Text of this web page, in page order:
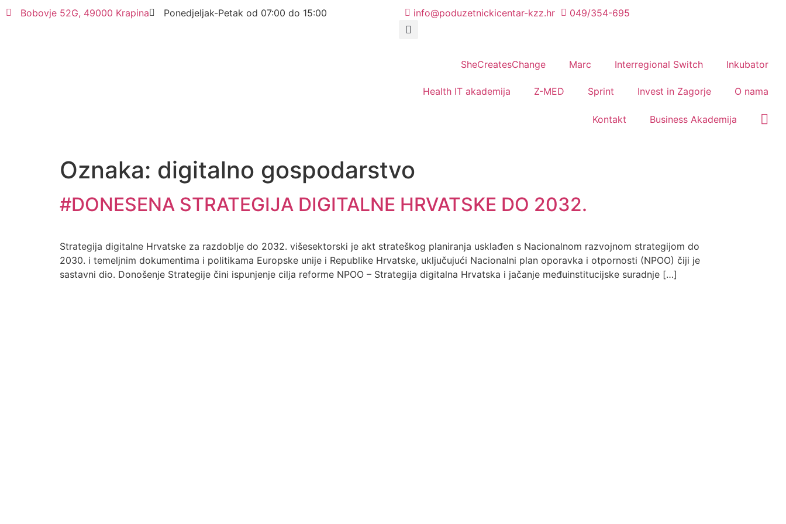
Bobovje 52G, 49000 Krapina Ponedjeljak-Petak od 07:00 do 15:00 info@poduzetnickicentar-kzz.hr 049/354-695
SheCreatesChange Marc Interregional Switch Inkubator
Health IT akademija Z-MED Sprint Invest in Zagorje O nama
Kontakt Business Akademija
Oznaka: digitalno gospodarstvo
#DONESENA STRATEGIJA DIGITALNE HRVATSKE DO 2032.
Strategija digitalne Hrvatske za razdoblje do 2032. višesektorski je akt strateškog planiranja usklađen s Nacionalnom razvojnom strategijom do
2030. i temeljnim dokumentima i politikama Europske unije i Republike Hrvatske, uključujući Nacionalni plan oporavka i otpornosti (NPOO) čiji je
sastavni dio. Donošenje Strategije čini ispunjenje cilja reforme NPOO – Strategija digitalna Hrvatska i jačanje međuinstitucijske suradnje […]